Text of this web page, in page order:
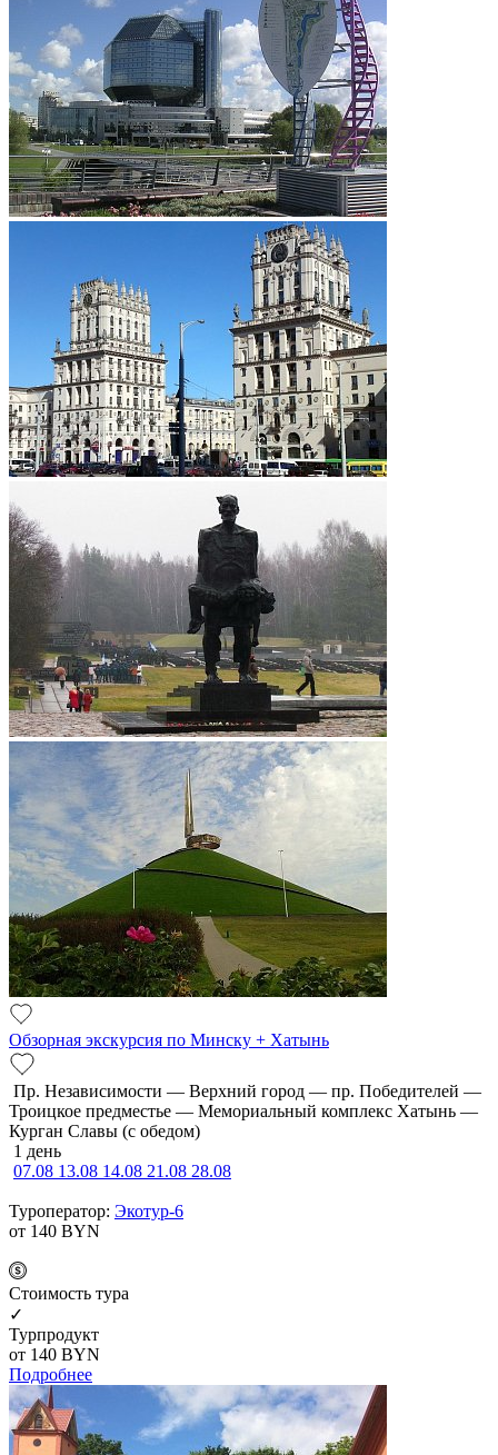
Обзорная экскурсия по Минску + Хатынь
Пр. Независимости — Верхний город — пр. Победителей —
Троицкое предместье — Мемориальный комплекс Хатынь —
Курган Славы (с обедом)
1 день
07.08 13.08 14.08 21.08 28.08
Туроператор: Экотур-6
от 140 BYN
Cтоимость тура
✓
Турпродукт
от 140 BYN
Подробнее